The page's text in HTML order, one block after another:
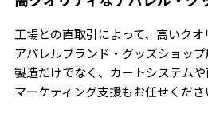
工場との直取引によって、高いク
アパレルブランド・グッズショップ
製造だけでなく、カートシステムや
マーケティング支援もお任せくださ